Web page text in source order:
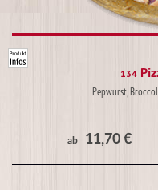
134
Pepwurst,
ab 11,70 €